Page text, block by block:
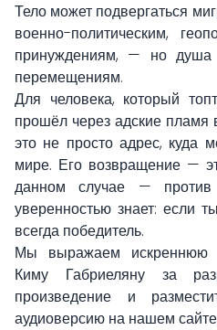
Тело может подвергаться
военно-политическим,
принуждениям, — но душа
перемещениям.
Для человека, который
прошёл через адские
это не просто адрес, куда
мире. Его возвращение —
данном случае —
уверенностью знает: если
всегда победитель.
Мы выражаем искреннюю
Киму Габриеляну за
произведение и
аудиоверсию на нашем